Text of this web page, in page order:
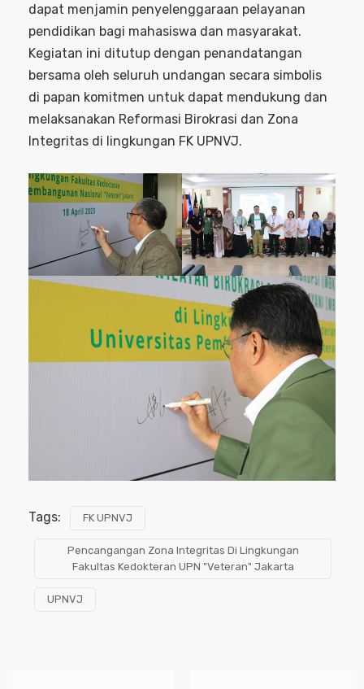
dapat menjamin penyelenggaraan pelayanan
pendidikan bagi mahasiswa dan masyarakat.
Kegiatan ini ditutup dengan penandatangan
bersama oleh seluruh undangan secara simbolis
di papan komitmen untuk dapat mendukung dan
melaksanakan Reformasi Birokrasi dan Zona
Integritas di lingkungan FK UPNVJ.
Tags: FK UPNVJ
Pencangangan Zona Integritas Di Lingkungan
Fakultas Kedokteran UPN "Veteran" Jakarta
UPNVJ